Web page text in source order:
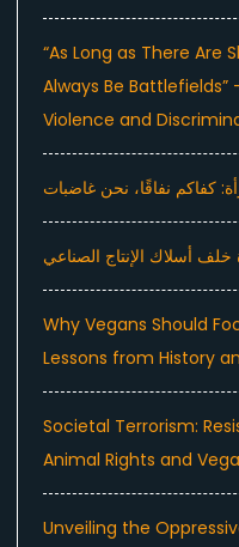
“As Long as There Are
Always Be
Violence and
كفاكم نفاقًا، نحن غاضبات
خلف أسلاك الإنتاج الصناعي
Why Vegans Should
Lessons from History
Societal Terrorism:
Animal Rights and
Unveiling the